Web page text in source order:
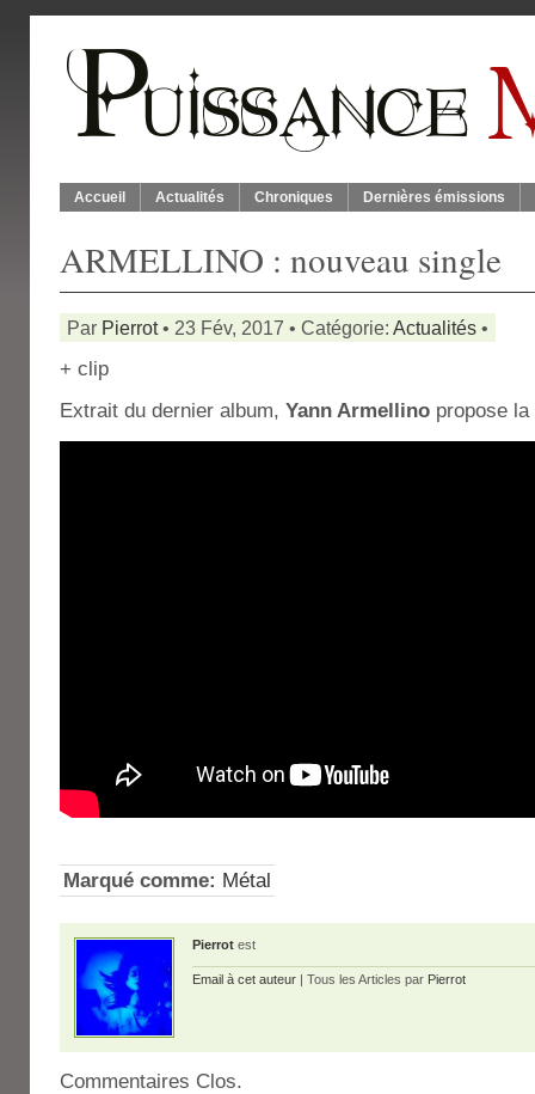
Accueil Actualités Chroniques Dernières émissions
ARMELLINO : nouveau single
Par Pierrot• 23 Fév, 2017 • Catégorie: Actualités •
+ clip
Extrait du dernier album, Yann Armellino propose
Marqué comme: Métal
Pierrot est
Email à cet auteur | Tous les Articles par Pierrot
Commentaires Clos.